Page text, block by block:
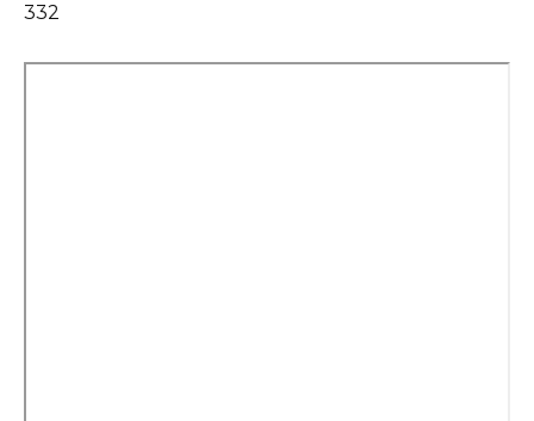
332